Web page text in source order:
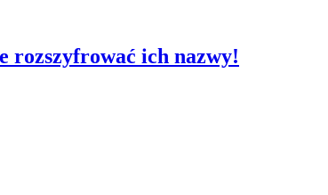
rozszyfrować ich nazwy!